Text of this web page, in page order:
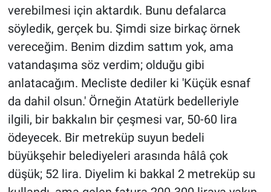
verebilmesi için aktardık. Bunu defalarca
söyledik, gerçek bu. Şimdi size birkaç örnek
vereceğim. Benim dizdim sattım yok, ama
vatandaşıma söz verdim; olduğu gibi
anlatacağım. Mecliste dediler ki 'Küçük esnaf
da dahil olsun.' Örneğin Atatürk bedelleriyle
ilgili, bir bakkalın bir çeşmesi var, 50-60 lira
ödeyecek. Bir metreküp suyun bedeli
büyükşehir belediyeleri arasında hâlâ çok
düşük; 52 lira. Diyelim ki bakkal 2 metreküp su